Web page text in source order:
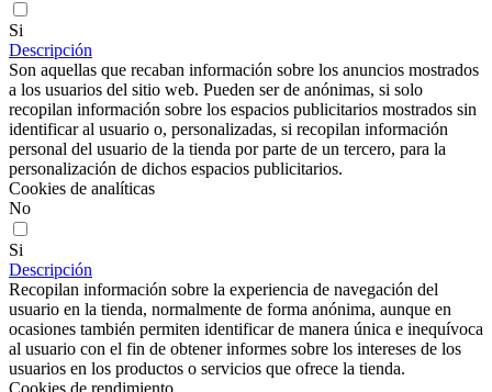
Si
Descripción
Son aquellas que recaban información sobre los anuncios mostrados
a los usuarios del sitio web. Pueden ser de anónimas, si solo
recopilan información sobre los espacios publicitarios mostrados sin
identificar al usuario o, personalizadas, si recopilan información
personal del usuario de la tienda por parte de un tercero, para la
personalización de dichos espacios publicitarios.
Cookies de analíticas
No
Si
Descripción
Recopilan información sobre la experiencia de navegación del
usuario en la tienda, normalmente de forma anónima, aunque en
ocasiones también permiten identificar de manera única e inequívoca
al usuario con el fin de obtener informes sobre los intereses de los
usuarios en los productos o servicios que ofrece la tienda.